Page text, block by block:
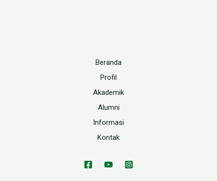
Beranda
Profil
Akademik
Alumni
Informasi
Kontak